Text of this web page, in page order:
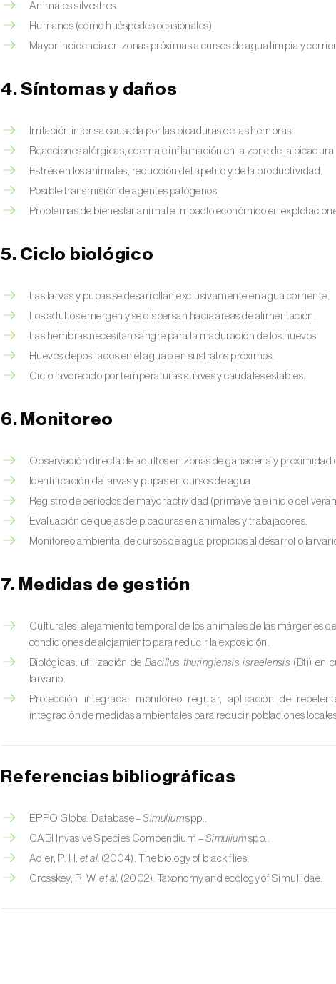
Animales silvestres.
Humanos (como huéspedes ocasionales).
Mayor incidencia en zonas próximas a cursos de agua limpia y
4. Síntomas y daños
Irritación intensa causada por las picaduras de las hembras.
Reacciones alérgicas, edema e inflamación en la zona de la picadura.
Estrés en los animales, reducción del apetito y de la productividad.
Posible transmisión de agentes patógenos.
Problemas de bienestar animal e impacto económico en
5. Ciclo biológico
Las larvas y pupas se desarrollan exclusivamente en agua corriente.
Los adultos emergen y se dispersan hacia áreas de alimentación.
Las hembras necesitan sangre para la maduración de los huevos.
Huevos depositados en el agua o en sustratos próximos.
Ciclo favorecido por temperaturas suaves y caudales estables.
6. Monitoreo
Observación directa de adultos en zonas de ganadería y proximidad
Identificación de larvas y pupas en cursos de agua.
Registro de períodos de mayor actividad (primavera e inicio del
Evaluación de quejas de picaduras en animales y trabajadores.
Monitoreo ambiental de cursos de agua propicios al desarrollo
7. Medidas de gestión
Culturales: alejamiento temporal de los animales de las márgenes
condiciones de alojamiento para reducir la exposición.
Biológicas: utilización de Bacillus thuringiensis israelensis (Bti) en
larvario.
Protección integrada: monitoreo regular, aplicación de
integración de medidas ambientales para reducir poblaciones
Referencias bibliográficas
EPPO Global Database –Simuliumspp..
CABI Invasive Species Compendium – Simulium spp..
Adler, P. H. et al. (2004). The biology of black flies.
Crosskey, R. W.et al. (2002). Taxonomy and ecology of Simuliidae.